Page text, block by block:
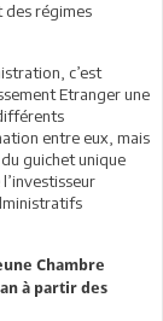
des régimes
c’est
Etranger une
entre eux, mais
guichet unique
Chambre
à partir des